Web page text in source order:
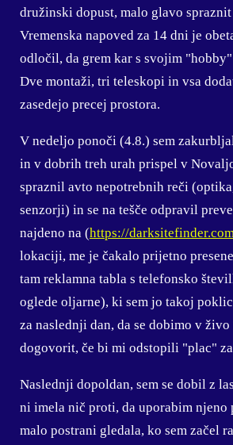
družinski dopust, malo glavo
Vremenska napoved za 14 dni je
odločil, da grem kar s svojim "hobby"
Dve montaži, tri teleskopi in vsa
zasedejo precej prostora.
V nedeljo ponoči (4.8.) sem
in v dobrih treh urah prispel v
spraznil avto nepotrebnih reči
senzorji) in se na tešče odpravil
najdeno na (https://
lokaciji, me je čakalo prijetno
tam reklamna tabla s telefonsko
oglede oljarne), ki sem jo takoj
za naslednji dan, da se dobimo v
dogovorit, če bi mi odstopili "plac"
Naslednji dopoldan, sem se dobil z
ni imela nič proti, da uporabim njeno
malo postrani gledala, ko sem začel